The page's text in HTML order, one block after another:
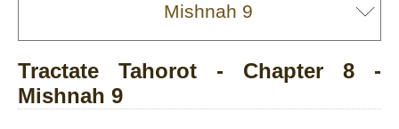
Tractate Tahorot - Chapter 8 -
Mishnah 9